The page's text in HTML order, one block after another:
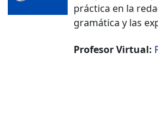
práctica en la
gramática y las
Profesor Virtual: